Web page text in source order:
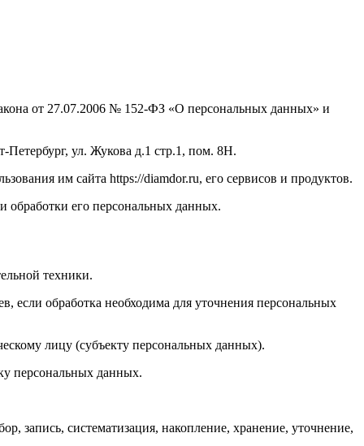
от 27.07.2006 № 152-ФЗ «О персональных данных» и
ул. Жукова д.1 стр.1, пом. 8Н.
им сайта https://diamdor.ru, его сервисов и продуктов.
обработки его персональных данных.
техники.
обработка необходима для уточнения персональных
лицу (субъекту персональных данных).
персональных данных.
запись, систематизация, накопление, хранение, уточнение,